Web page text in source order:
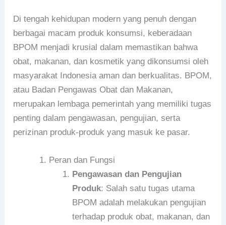
Di tengah kehidupan modern yang penuh dengan
berbagai macam produk konsumsi, keberadaan
BPOM menjadi krusial dalam memastikan bahwa
obat, makanan, dan kosmetik yang dikonsumsi oleh
masyarakat Indonesia aman dan berkualitas. BPOM,
atau Badan Pengawas Obat dan Makanan,
merupakan lembaga pemerintah yang memiliki tugas
penting dalam pengawasan, pengujian, serta
perizinan produk-produk yang masuk ke pasar.
Peran dan Fungsi
Pengawasan dan Pengujian
Produk: Salah satu tugas utama
BPOM adalah melakukan pengujian
terhadap produk obat, makanan, dan